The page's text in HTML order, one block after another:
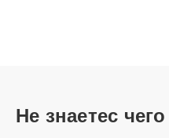
Не знаетес